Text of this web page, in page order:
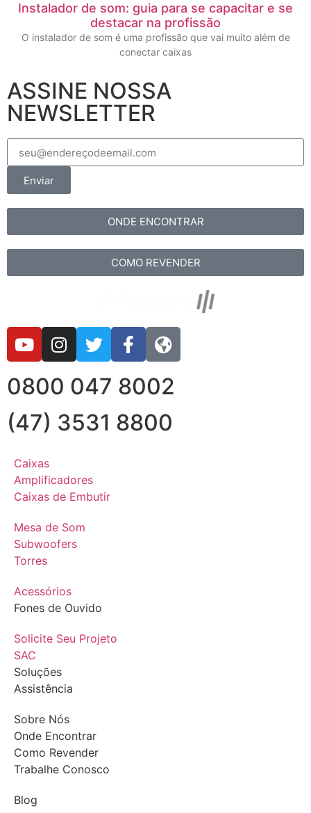
Instalador de som: guia para se capacitar e se
destacar na profissão
O instalador de som é uma profissão que vai muito além de
conectar caixas
ASSINE NOSSA
NEWSLETTER
Enviar
ONDE ENCONTRAR
COMO REVENDER
0800 047 8002
(47) 3531 8800
Caixas
Amplificadores
Caixas de Embutir
Mesa de Som
Subwoofers
Torres
Acessórios
Fones de Ouvido
Solicite Seu Projeto
SAC
Soluções
Assistência
Sobre Nós
Onde Encontrar
Como Revender
Trabalhe Conosco
Blog